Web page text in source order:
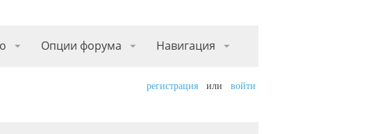
Опции форума Навигация
регистрация или войти